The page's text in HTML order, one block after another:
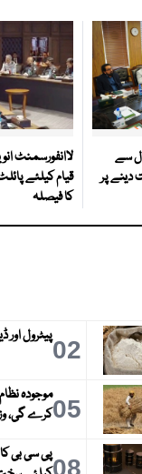
سے
دینے پر
لاانفورسمنٹ
قیام کیلئے
کا فیصلہ
02پیٹرول
05موجودہ
کرے گی،
08پی سی بی